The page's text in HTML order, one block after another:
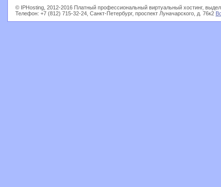
© IPHosting, 2012-2016 Платный профессиональный виртуальный хостинг,
Телефон: +7 (812) 715-32-24, Санкт-Петербург, проспект Луначарского, д. 76к2